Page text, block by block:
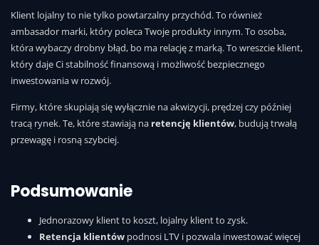
Klient lojalny to nie tylko powtarzalny przychód. To również
ambasador marki, który poleca Twoje produkty innym. To osoba,
która wybaczy drobny błąd, bo ma relację z marką. To wreszcie klient,
który daje Ci stabilność finansową i możliwość bezpiecznego
inwestowania w rozwój.
Firmy, które skupiają się wyłącznie na akwizycji, prędzej czy później
tracą rynek. Te, które stawiają na retencję klientów, budują trwałą
przewagę i rosną szybciej.
Podsumowanie
Jednorazowy klient to koszt, lojalny klient to zysk.
Retencja klientów podnosi LTV i pozwala inwestować więcej